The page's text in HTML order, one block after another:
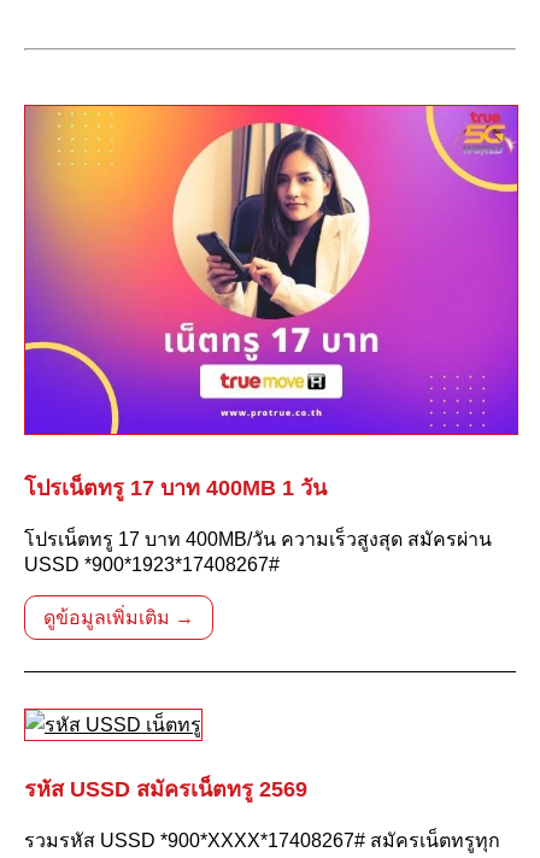
โปรเน็ตทรู 17 บาท 400MB 1 วัน
โปรเน็ตทรู 17 บาท 400MB/วัน ความเร็วสูงสุด สมัครผ่าน
USSD *900*1923*17408267#
ดูข้อมูลเพิ่มเติม →
รหัส USSD สมัครเน็ตทรู 2569
รวมรหัส USSD *900*XXXX*17408267# สมัครเน็ตทรูทุก